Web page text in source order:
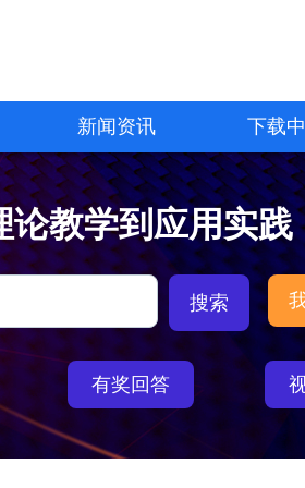
新闻资讯 下载
论教学到应用实践
有奖回答